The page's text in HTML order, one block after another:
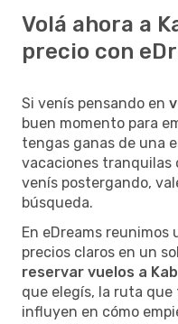
Volá ahora a
precio con
Si venís pensando en
buen momento para
tengas ganas de una
vacaciones tranquilas
venís postergando,
búsqueda.
En eDreams
precios claros en un
reservar vuelos a
que elegís, la ruta
influyen en cómo